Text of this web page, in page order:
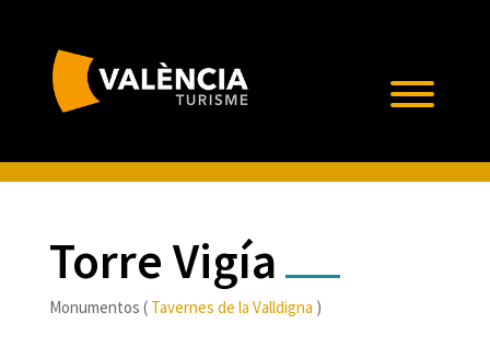
Torre Vigía
Monumentos ( Tavernes de la Valldigna )